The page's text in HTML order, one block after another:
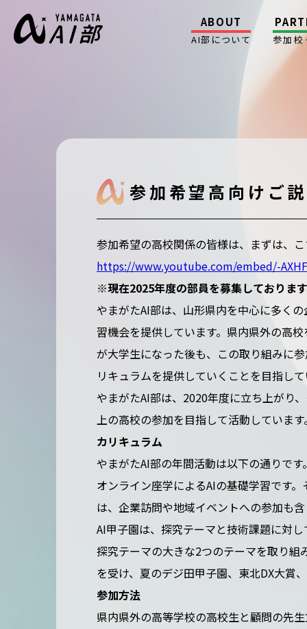
ABOUT
AI部について 参加校
参加希望高向けご
参加希望の高校関係の皆様は、まずは、
https://www.youtube.com/embed/-
※現在2025年度の部員を募集しておりま
やまがたAI部は、山形県内を中心に多く
習機会を提供しています。県内県外の高
が大学生になった後も、この取り組みに
リキュラムを提供していくことを目指して
やまがたAI部は、2020年度に立ち上がり
上の高校の参加を目指して活動していま
カリキュラム
やまがたAI部の年間活動は以下の通りで
オンライン座学によるAIの基礎学習です
は、企業訪問や地域イベントへの参加も
AI甲子園は、探究テーマと技術課題に対
探究テーマの大きな2つのテーマを取り組
を受け、夏のデジ田甲子園、東北DX大賞
参加方法
県内県外の高等学校の高校生と顧問の先